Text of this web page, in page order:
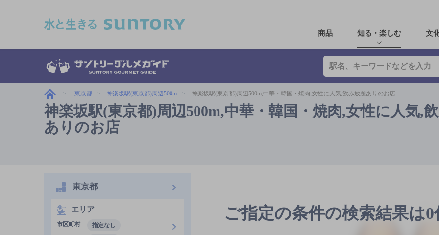
商品 知る・楽しむ 文
東京都 神楽坂駅(東京都)周辺500m 神楽坂駅(東京都)周辺500m,中華・韓国・焼肉,女性に人気,飲み放題ありのお店
神楽坂駅(東京都)周辺500m,中華・韓国・焼肉,女性に人気,
ありのお店
ご指定の条件の検索結果は0
東京都
エリア
市区町村
指定なし